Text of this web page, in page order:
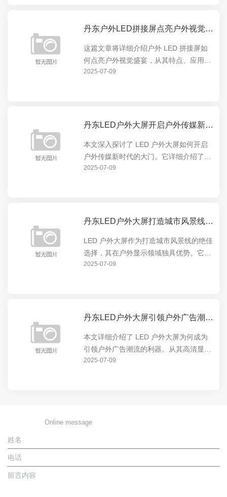
丹东户外LED拼接屏点亮户外视觉盛宴
这篇文章将详细介绍户外 LED 拼接屏如
何点亮户外视觉盛宴，从其特点、应用场
景到实际效果，全方位展示这一创新技术
2025-07-09
丹东LED户外大屏开启户外传媒新时代的大门
本文深入探讨了 LED 户外大屏如何开启
户外传媒新时代的大门。它详细介绍了
LED 户外大屏的特点与优势，如高亮度、
2025-07-09
丹东LED户外大屏打造城市风景线的绝佳选择
LED 户外大屏作为打造城市风景线的绝佳
选择，其在户外显示领域独具优势。它能
以绚丽多彩的画面点亮城市夜晚，成为城
2025-07-09
丹东LED户外大屏引领户外广告潮流的利器
本文详细介绍了 LED 户外大屏为何成为
引领户外广告潮流的利器。从其高清显
示、超大尺寸、节能环保等特点，到在城
2025-07-09
Online message
姓名
电话
留言内容